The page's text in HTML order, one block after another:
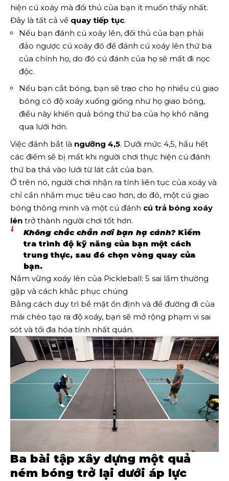
hiện cú xoáy mà đối thủ của bạn ít muốn thấy nhất.
Đây là tất cả về quay tiếp tục.
Nếu bạn đánh cú xoáy lên, đối thủ của bạn phải
đảo ngược cú xoáy đó để đánh cú xoáy lên thứ ba
của chính họ, do đó cú đánh của họ sẽ mất đi nọc
độc.
Nếu bạn cắt bóng, bạn sẽ trao cho họ nhiều cú giao
bóng có độ xoáy xuống giống như họ giao bóng,
điều này khiến quả bóng thứ ba của họ khó nâng
qua lưới hơn.
Việc đánh bắt là ngưỡng 4,5. Dưới mức 4,5, hầu hết
các điểm sẽ bị mất khi người chơi thực hiện cú đánh
thứ ba thả vào lưới từ lát cắt của bạn.
Ở trên nó, người chơi nhận ra tính liên tục của xoáy và
chỉ cần nhắm mục tiêu cao hơn, do đó, một cú giao
bóng thông minh và một cú đánh cú trả bóng xoáy
lên trở thành người chơi tốt hơn.
Không chắc chắn nơi bạn hạ cánh?Kiểm
tra trình độ kỹ năng của bạn một cách
trung thực, sau đó chọn vòng quay của
bạn.
Nắm vững xoáy lên của Pickleball: 5 sai lầm thường
gặp và cách khắc phục chúng
Bằng cách duy trì bề mặt ổn định và để đường đi của
mái chèo tạo ra độ xoáy, bạn sẽ mở rộng phạm vi sai
sót và tối đa hóa tính nhất quán.
Ba bài tập xây dựng một quả
ném bóng trở lại dưới áp lực